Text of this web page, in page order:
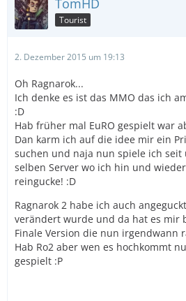
Tourist
2. Dezember 2015 um 19:13
Oh Ragnarok...
Ich denke es ist das MMO das ich
:D
Hab früher mal EuRO gespielt war
Dan karm ich auf die idee mir ein
suchen und naja nun spiele ich seit
selben Server wo ich hin und
reingucke! :D
Ragnarok 2 habe ich auch
verändert wurde und da hat es mir
Finale Version die nun irgendwann
Hab Ro2 aber wen es hochkommt
gespielt :P